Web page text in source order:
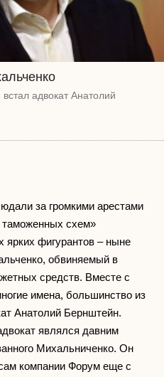
адвокат Анатолий
за громкими арестами
таможенных схем»
фигурантов – ныне
обвиняемый в
средств. Вместе с
имена, большинство из
Анатолий Бернштейн.
являлся давним
Михальниченко. Он
компании Форум еще с